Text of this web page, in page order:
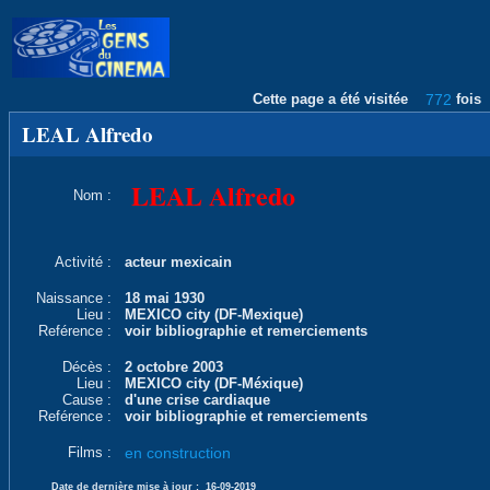
Cette page a été visitée 772 fois
LEAL Alfredo
Nom : LEAL Alfredo
Activité : acteur mexicain
Naissance :
18 mai 1930
Lieu :
MEXICO city (DF-Mexique)
Reférence :
voir bibliographie et remerciements
Décès :
2 octobre 2003
Lieu :
MEXICO city (DF-Méxique)
Cause :
d'une crise cardiaque
Reférence :
voir bibliographie et remerciements
Films : en construction
Date de dernière mise à jour : 16-09-2019